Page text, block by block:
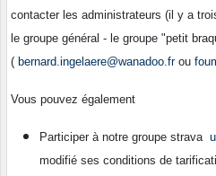
contacter les administrateurs (il y a
le groupe général - le groupe "petit
( bernard.ingelaere@wanadoo.frou
Vous pouvez également
Participer à notre groupe strava
modifié ses conditions de